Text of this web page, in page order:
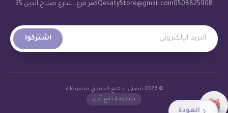
العودة
0508825908
QesatyStore@gmail.comكفر قرع، شارع صلاح الدين 35
البريد الإلكتروني
اشتركوا
© 2026 قصتي. جميع الحقوق محفوظة.
منظومة دفع آمن